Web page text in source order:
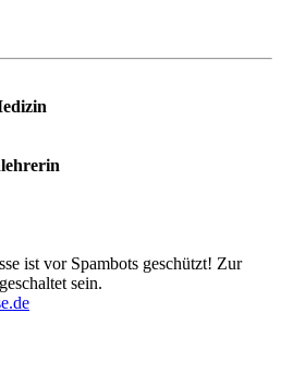
ist vor Spambots geschützt! Zur
sein.